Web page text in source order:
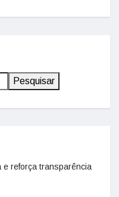
Pesquisar
e reforça transparência